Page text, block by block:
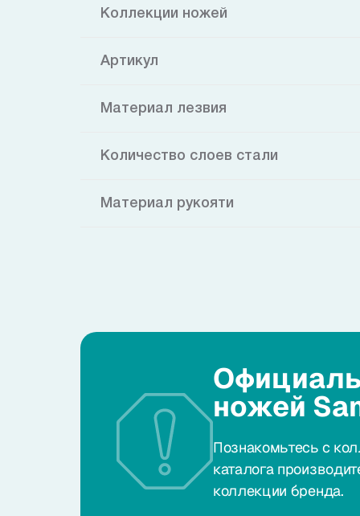
Коллекции ножей
Артикул
Материал лезвия
Количество слоев стали
Материал рукояти
ножей
Познакомьтесь с
каталога
коллекции бренда.